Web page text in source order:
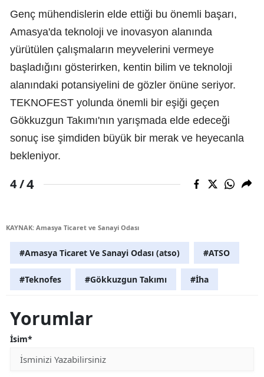
Genç mühendislerin elde ettiği bu önemli başarı,
Amasya'da teknoloji ve inovasyon alanında
yürütülen çalışmaların meyvelerini vermeye
başladığını gösterirken, kentin bilim ve teknoloji
alanındaki potansiyelini de gözler önüne seriyor.
TEKNOFEST yolunda önemli bir eşiği geçen
Gökkuzgun Takımı'nın yarışmada elde edeceği
sonuç ise şimdiden büyük bir merak ve heyecanla
bekleniyor.
4 /4
KAYNAK: Amasya Ticaret ve Sanayi Odası
#Amasya Ticaret Ve Sanayi Odası (atso) #ATSO
#Teknofes #Gökkuzgun Takımı #İha
Yorumlar
İsim*